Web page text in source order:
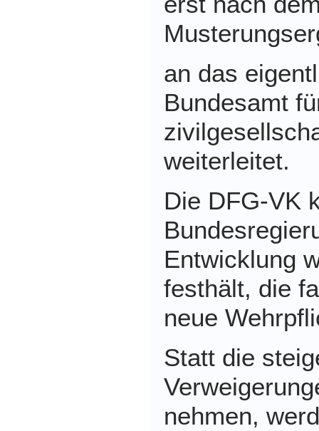
an das
Bundesamt
weiterleitet.
Die DFG-VK
Entwicklung
festhält, die
neue
Statt die
nehmen,